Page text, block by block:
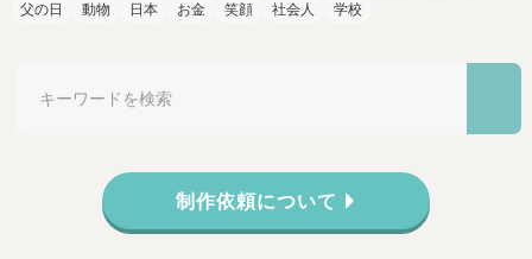
父の日
動物 日本 お金 笑顔 社会人 学校
制作依頼について